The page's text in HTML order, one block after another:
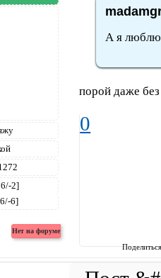
2]
6]
А я люблю
порой даже
0